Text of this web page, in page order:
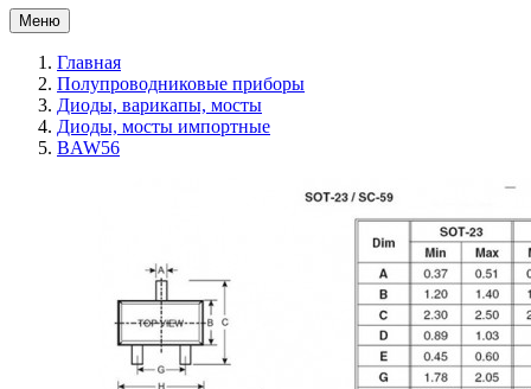
Меню
Главная
Полупроводниковые приборы
Диоды, варикапы, мосты
Диоды, мосты импортные
BAW56